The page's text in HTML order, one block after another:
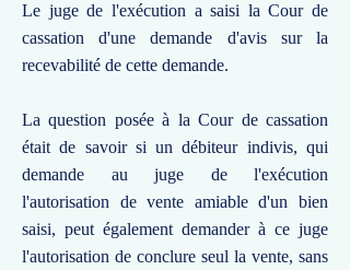
Le juge de l'exécution a saisi la Cour de
cassation d'une demande d'avis sur la
recevabilité de cette demande.
La question posée à la Cour de cassation
était de savoir si un débiteur indivis, qui
demande au juge de l'exécution
l'autorisation de vente amiable d'un bien
saisi, peut également demander à ce juge
l'autorisation de conclure seul la vente, sans